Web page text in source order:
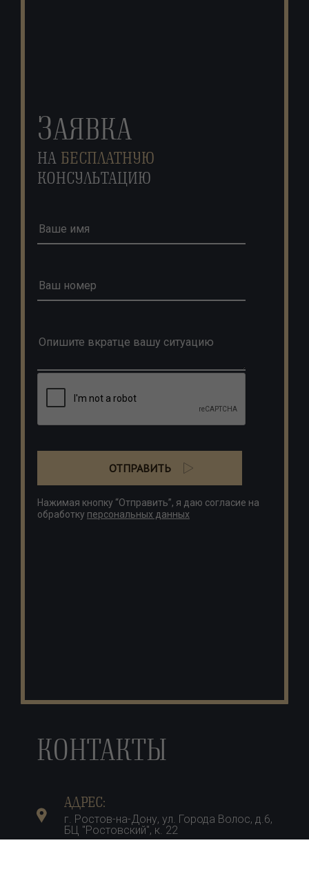
КОНТАКТЫ
АДРЕС:
г. Ростов-на-Дону, ул. Города Волос, д.6,
БЦ "Ростовский", к. 22
ЗАЯВКА
НА БЕСПЛАТНУЮ
КОНСУЛЬТАЦИЮ
ОТПРАВИТЬ
Нажимая кнопку “Отправить”, я даю согласие на
обработку персональных данных